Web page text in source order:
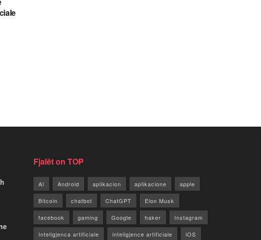
Fjalët on TOP
AI Android aplikacion aplikacione apple
Bitcoin chatbot ChatGPT Elon Musk
facebook gaming Google haker Instagram
Inteligjenca artificiale inteligjence artificiale iOS